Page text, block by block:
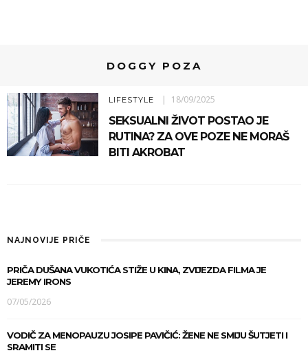
DOGGY POZA
LIFESTYLE 18/09/2025
SEKSUALNI ŽIVOT POSTAO JE
RUTINA? ZA OVE POZE NE MORAŠ
BITI AKROBAT
NAJNOVIJE PRIČE
PRIČA DUŠANA VUKOTIĆA STIŽE U KINA, ZVIJEZDA FILMA JE
JEREMY IRONS
07/05/2026
VODIČ ZA MENOPAUZU JOSIPE PAVIČIĆ: ŽENE NE SMIJU ŠUTJETI I
SRAMITI SE